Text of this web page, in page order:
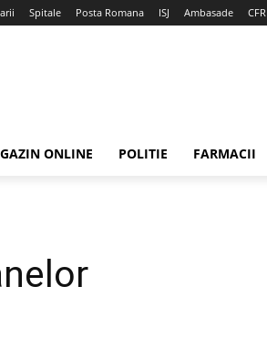
Spitale Posta Romana ISJ Ambasade CFR
ONLINE POLITIE FARMACII